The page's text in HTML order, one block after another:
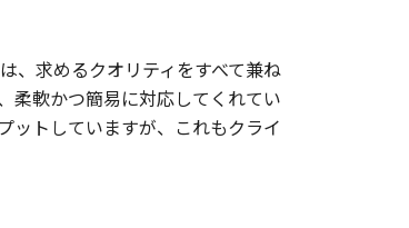
、求めるクオリティをすべて兼ね
柔軟かつ簡易に対応してくれてい
ットしていますが、これもクライ